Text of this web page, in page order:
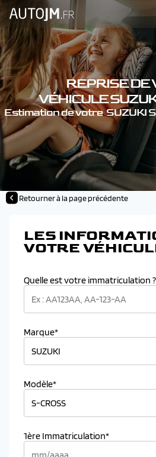
REPRISE DE
VÉHICULE
Estimation de votre SUZUKI
Retourner à la page précédente
LES
VOTRE
Quelle est votre immatriculation ?
Marque*
Modèle*
1ère Immatriculation*